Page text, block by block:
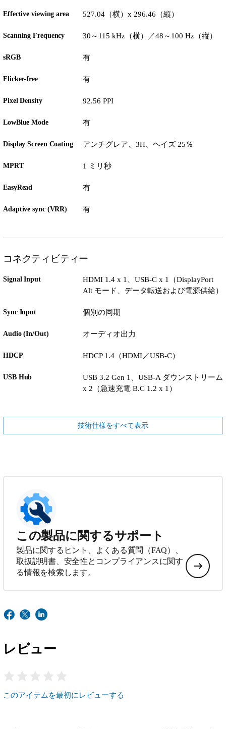
Effective viewing area 527.04（横）x 296.46（縦）
Scanning Frequency 30～115 kHz（横）／48～100 Hz（縦）
sRGB 有
Flicker-free 有
Pixel Density 92.56 PPI
LowBlue Mode 有
Display Screen Coating アンチグレア、3H、ヘイズ 25％
MPRT 1 ミリ秒
EasyRead 有
Adaptive sync (VRR) 有
コネクティビティー
Signal Input
HDMI 1.4 x 1、USB-C x 1（DisplayPort
Alt モード、データ転送および電源供給）
Sync Input 個別の同期
Audio (In/Out) オーディオ出力
HDCP HDCP 1.4（HDMI／USB-C）
USB Hub
USB 3.2 Gen 1、USB-A ダウンストリーム
x 2（急速充電 B.C 1.2 x 1）
技術仕様をすべて表示
この製品に関するサポート
製品に関するヒント、よくある質問（FAQ）、
取扱説明書、安全性とコンプライアンスに関す
る情報を検索します。
レビュー
このアイテムを最初にレビューする